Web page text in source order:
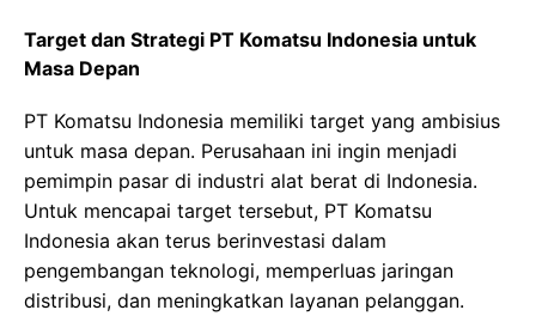
Target dan Strategi PT Komatsu Indonesia untuk
Masa Depan
PT Komatsu Indonesia memiliki target yang ambisius
untuk masa depan. Perusahaan ini ingin menjadi
pemimpin pasar di industri alat berat di Indonesia.
Untuk mencapai target tersebut, PT Komatsu
Indonesia akan terus berinvestasi dalam
pengembangan teknologi, memperluas jaringan
distribusi, dan meningkatkan layanan pelanggan.